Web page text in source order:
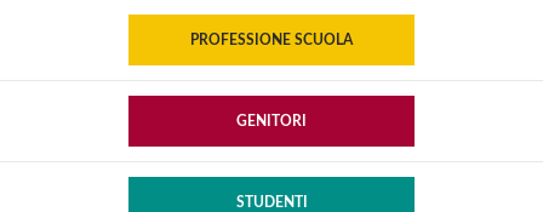
PROFESSIONE SCUOLA
GENITORI
STUDENTI